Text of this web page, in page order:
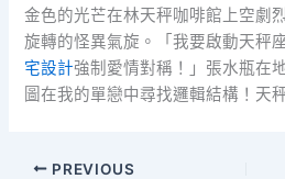
金色的光芒在林天秤咖啡館上空劇
旋轉的怪異氣旋。「我要啟動天秤
宅設計強制愛情對稱！」張水瓶在
圖在我的單戀中尋找邏輯結構！天
PREVIOUS